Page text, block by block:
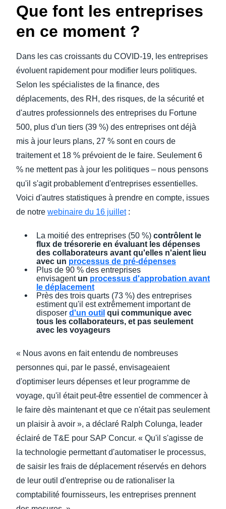
Que font les entreprises
en ce moment ?
Dans les cas croissants du COVID-19, les entreprises
évoluent rapidement pour modifier leurs politiques.
Selon les spécialistes de la finance, des
déplacements, des RH, des risques, de la sécurité et
d'autres professionnels des entreprises du Fortune
500, plus d'un tiers (39 %) des entreprises ont déjà
mis à jour leurs plans, 27 % sont en cours de
traitement et 18 % prévoient de le faire. Seulement 6
% ne mettent pas à jour les politiques – nous pensons
qu'il s'agit probablement d'entreprises essentielles.
Voici d'autres statistiques à prendre en compte, issues
de notre webinaire du 16 juillet:
La moitié des entreprises (50 %) contrôlent le
flux de trésorerie en évaluant les dépenses
des collaborateurs avant qu'elles n'aient lieu
avec un processus de pré-dépenses
Plus de 90 % des entreprises
envisagent un processus d'approbation avant
le déplacement
Près des trois quarts (73 %) des entreprises
estiment qu'il est extrêmement important de
disposer d'un outil qui communique avec
tous les collaborateurs, et pas seulement
avec les voyageurs
« Nous avons en fait entendu de nombreuses
personnes qui, par le passé, envisageaient
d'optimiser leurs dépenses et leur programme de
voyage, qu'il était peut-être essentiel de commencer à
le faire dès maintenant et que ce n'était pas seulement
un plaisir à avoir », a déclaré Ralph Colunga, leader
éclairé de T&E pour SAP Concur. « Qu'il s'agisse de
la technologie permettant d'automatiser le processus,
de saisir les frais de déplacement réservés en dehors
de leur outil d'entreprise ou de rationaliser la
comptabilité fournisseurs, les entreprises prennent